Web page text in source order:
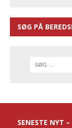
SØG PÅ
SENESTE NYT